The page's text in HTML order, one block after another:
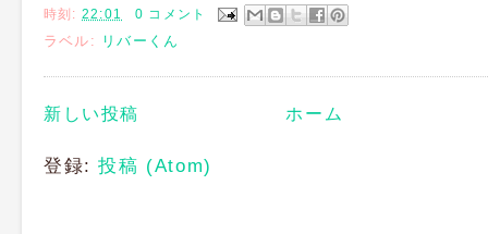
時刻: 22:01 0 コメント
ラベル: リバーくん
新しい投稿 ホーム
登録:投稿 (Atom)